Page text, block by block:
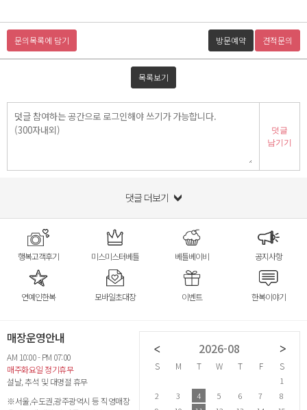
문의목록에 담기 방문예약 견적문의
목록보기
덧글
남기기
댓글 더보기
행복고객후기 미스미스터베틀 베틀베이비 공지사항
연예인한복 모바일초대장 이벤트 한복이야기
매장운영안내
AM 10:00 - PM 07:00
매주화요일 정기휴무
설날, 추석 및 대명절 휴무
※서울,수도권,광주광역시 등 직영매장
2026-07
S M T W
1
5
7 8 9 10
2026-08
S M T W T F S
1
2
3 4 5 6 7
8